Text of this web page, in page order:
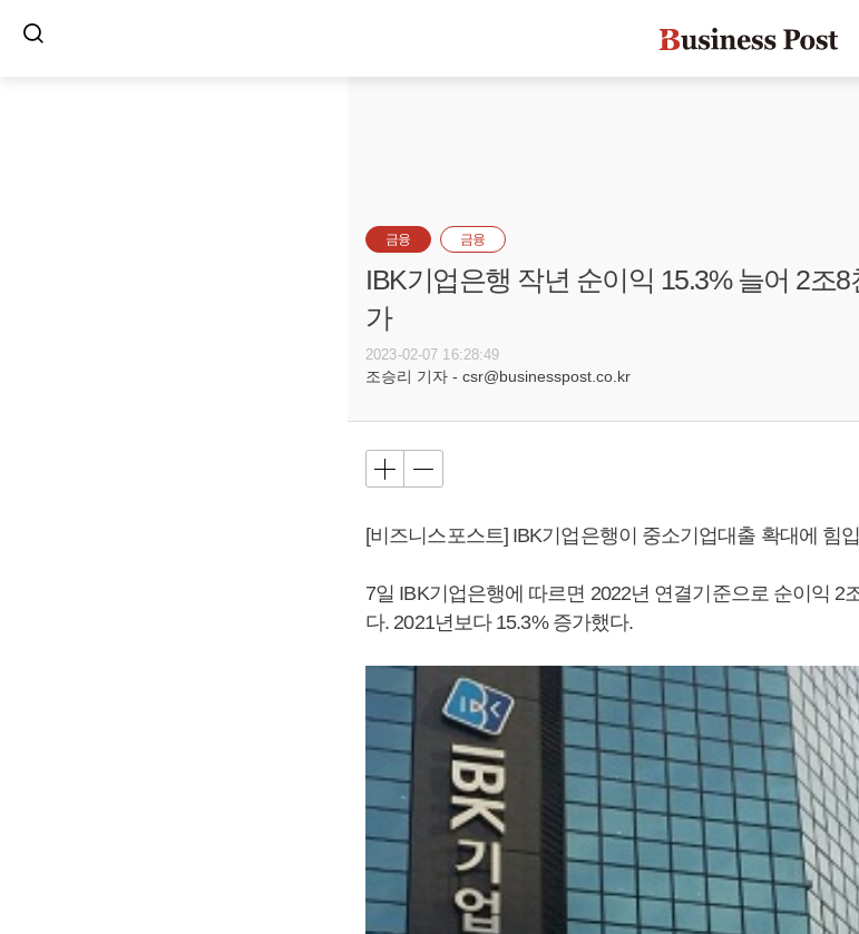
금융 금융
IBK기업은행 작년 순이익 15.3% 늘어 2조
가
2023-02-07 16:28:49
조승리 기자 - csr@businesspost.co.kr
[비즈니스포스트] IBK기업은행이 중소기업대출 확대에 힘
7일 IBK기업은행에 따르면 2022년 연결기준으로 순이익 2
다. 2021년보다 15.3% 증가했다.